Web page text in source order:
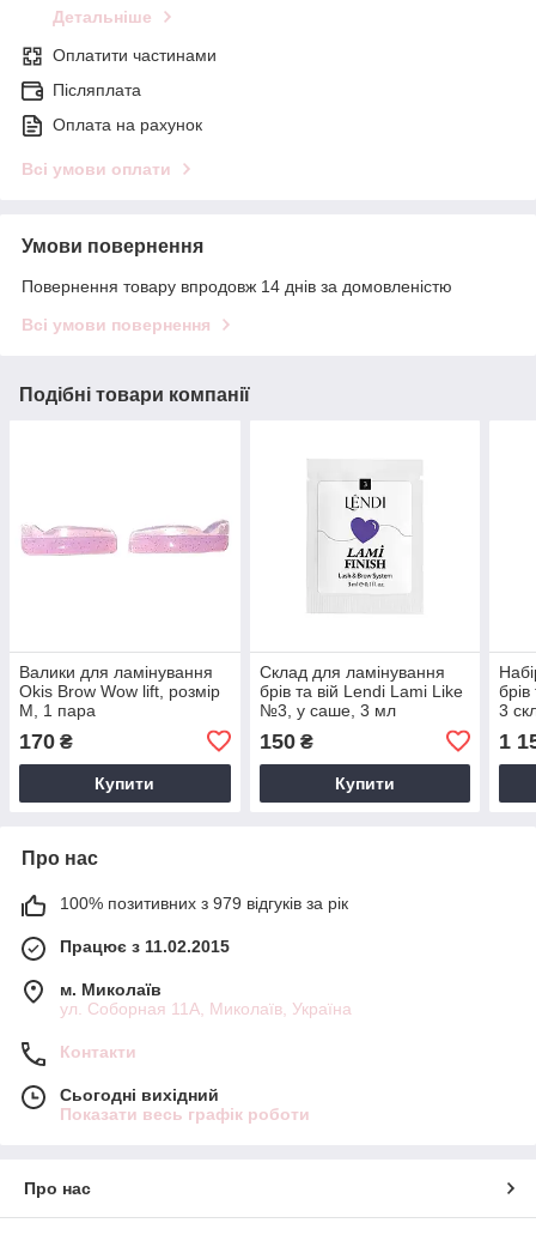
Детальніше
Оплатити частинами
Післяплата
Оплата на рахунок
Всі умови оплати
Умови повернення
Повернення товару впродовж 14 днів за домовленістю
Всі умови повернення
Подібні товари компанії
Валики для ламінування
Okis Brow Wow lift, розмір
M, 1 пара
170 ₴
Купити
Склад для ламінування
брів та вій Lendi Lami Like
№3, у саше, 3 мл
150₴
Купити
3
1
Про нас
100% позитивних з 979 відгуків за рік
Працює з 11.02.2015
м. Миколаїв
ул. Соборная 11А, Миколаїв, Україна
Контакти
Сьогодні вихідний
Показати весь графік роботи
Про нас